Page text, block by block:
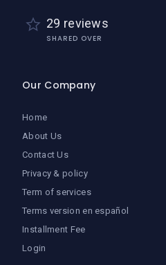
29 reviews
SHARED OVER
Our Company
Home
About Us
Contact Us
Privacy & policy
Term of services
Terms version en español
Installment Fee
Login